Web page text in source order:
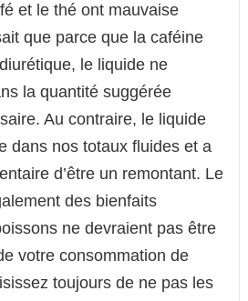
et le thé ont mauvaise
que parce que la caféine
le liquide ne
la quantité suggérée
Au contraire, le liquide
dans nos totaux fluides et a
d’être un remontant. Le
des bienfaits
ne devraient pas être
votre consommation de
toujours de ne pas les